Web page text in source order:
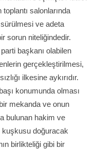
toplantı salonlarında
sürülmesi ve adeta
sorun niteliğindedir.
başkanı olabilen
gerçekleştirilmesi,
ilkesine aykırıdır.
konumunda olması
mekanda ve onun
bulunan hakim ve
kuşkusu doğuracak
birlikteliği gibi bir